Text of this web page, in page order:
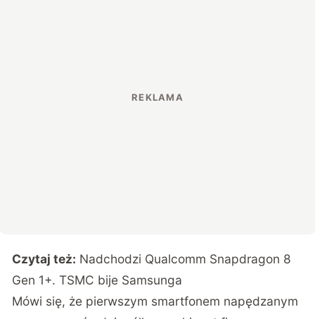
Czytaj też: Nadchodzi Qualcomm Snapdragon 8
Gen 1+. TSMC bije Samsunga
Mówi się, że pierwszym smartfonem napędzanym